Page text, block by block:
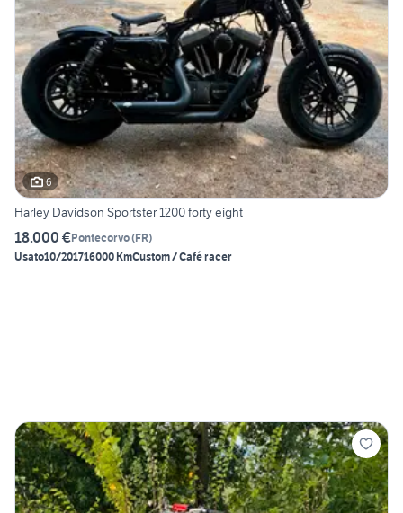
6
Harley Davidson Sportster 1200 forty eight
18.000 €Pontecorvo(FR)
Usato10/201716000 KmCustom / Café racer